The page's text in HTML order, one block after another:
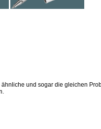
und sogar die gleichen